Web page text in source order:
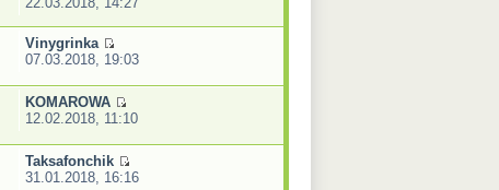
Vinygrinka
07.03.2018, 19:03
KOMAROWA
12.02.2018, 11:10
Taksafonchik
31.01.2018, 16:16